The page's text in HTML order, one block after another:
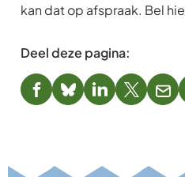
kan dat op afspraak. Bel
Deel deze pagina:
(Verwijst(Verwijst(Verwijst(Verwijst